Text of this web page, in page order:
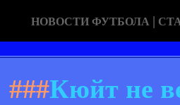
НОВОСТИ ФУТБОЛА |
###Кюйт не